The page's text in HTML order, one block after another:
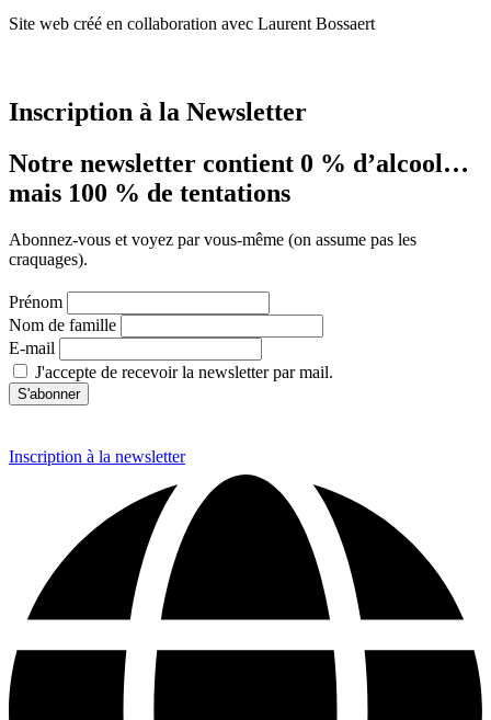
Site web créé en collaboration avec Laurent Bossaert
Inscription à la Newsletter
Notre newsletter contient 0 % d’alcool…
mais 100 % de tentations
Abonnez-vous et voyez par vous-même (on assume pas les
craquages).
Prénom
Nom de famille
E-mail
J'accepte de recevoir la newsletter par mail.
Inscription à la newsletter